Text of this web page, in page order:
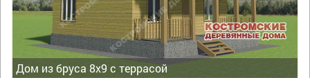
Дом из бруса 8х9 с террасой